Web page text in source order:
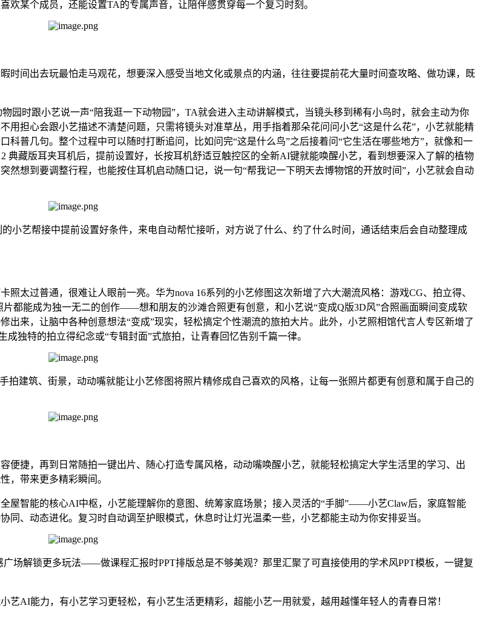
某个成员，还能设置TA的专属声音，让陪伴感贯穿每一个复习时刻。
时间出去玩最怕走马观花，想要深入感受当地文化或景点的内涵，往往要提前花大量时间查攻略、做功课，既
园时跟小艺说一声“陪我逛一下动物园”，TA就会进入主动讲解模式，当镜头移到稀有小鸟时，就会主动为你
担心会跟小艺描述不清楚问题，只需将镜头对准草丛，用手指着那朵花问问小艺“这是什么花”，小艺就能精
普几句。整个过程中可以随时打断追问，比如问完“这是什么鸟”之后接着问“它生活在哪些地方”，就像和一
藏版耳夹耳机后，提前设置好，长按耳机舒适豆触控区的全新AI键就能唤醒小艺，看到想要深入了解的植物
想到要调整行程，也能按住耳机启动随口记，说一句“帮我记一下明天去博物馆的开放时间”，小艺就会自动
小艺帮接中提前设置好条件，来电自动帮忙接听，对方说了什么、约了什么时间，通话结束后会自动整理成
太过普通，很难让人眼前一亮。华为nova 16系列的小艺修图这次新增了六大潮流风格：游戏CG、拍立得、
都能成为独一无二的创作——想和朋友的沙滩合照更有创意，和小艺说“变成Q版3D风”合照画面瞬间变成软
来，让脑中各种创意想法“变成”现实，轻松搞定个性潮流的旅拍大片。此外，小艺照相馆代言人专区新增了
独特的拍立得纪念或“专辑封面”式旅拍，让青春回忆告别千篇一律。
拍建筑、街景，动动嘴就能让小艺修图将照片精修成自己喜欢的风格，让每一张照片都更有创意和属于自己的
便捷，再到日常随拍一键出片、随心打造专属风格，动动嘴唤醒小艺，就能轻松搞定大学生活里的学习、出
，带来更多精彩瞬间。
屋智能的核心AI中枢，小艺能理解你的意图、统筹家庭场景；接入灵活的“手脚”——小艺Claw后，家庭智能
、动态进化。复习时自动调至护眼模式，休息时让灯光温柔一些，小艺都能主动为你安排妥当。
场解锁更多玩法——做课程汇报时PPT排版总是不够美观？那里汇聚了可直接使用的学术风PPT模板，一键复
AI能力，有小艺学习更轻松，有小艺生活更精彩，超能小艺一用就爱，越用越懂年轻人的青春日常！